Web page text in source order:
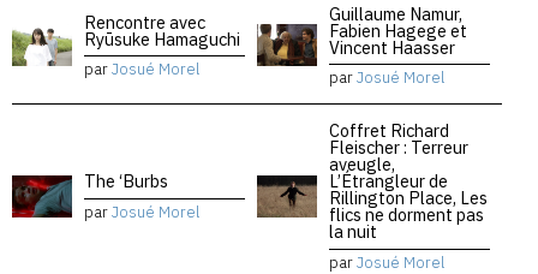
Rencontre avec
Ryūsuke Hamaguchi
parJosué Morel
Guillaume Namur,
Fabien Hagege et
Vincent Haasser
parJosué Morel
The ‘Burbs
parJosué Morel
Coffret Richard
Fleischer : Terreur
aveugle,
L’Étrangleur de
Rillington Place, Les
flics ne dorment pas
la nuit
parJosué Morel